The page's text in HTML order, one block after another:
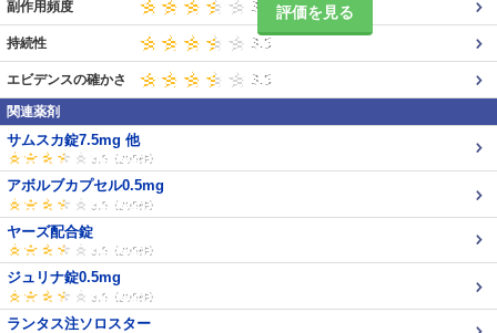
評価を見る
副作用頻度
持続性
エビデンスの確かさ
関連薬剤
サムスカ錠7.5mg 他
アボルブカプセル0.5mg
ヤーズ配合錠
ジュリナ錠0.5mg
ランタス注ソロスター